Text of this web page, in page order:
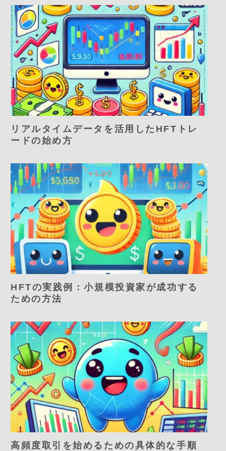
リアルタイムデータを活用したHFTトレ
ードの始め方
HFTの実践例：小規模投資家が成功する
ための方法
高頻度取引を始めるための具体的な手順